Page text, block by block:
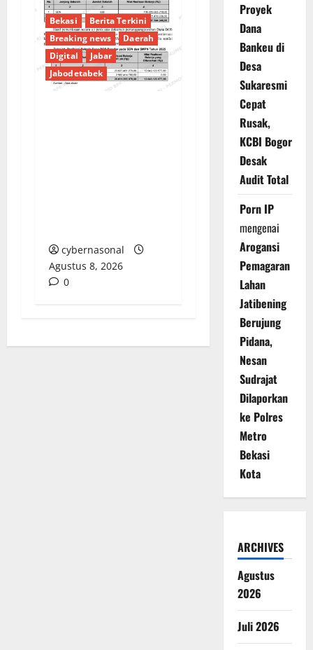
Bekasi
Berita Terkini
Breaking news
Daerah
Digital
Jabar
Jabodetabek
cybernasonal
Agustus 8, 2026
0
Proyek
Dana
Bankeu di
Desa
Sukaresmi
Cepat
Rusak,
KCBI Bogor
Desak
Audit Total
Porn IP
mengenai
Arogansi
Pemagaran
Lahan
Jatibening
Berujung
Pidana,
Nesan
Sudrajat
Dilaporkan
ke Polres
Metro
Bekasi
Kota
ARCHIVES
Agustus
2026
Juli 2026